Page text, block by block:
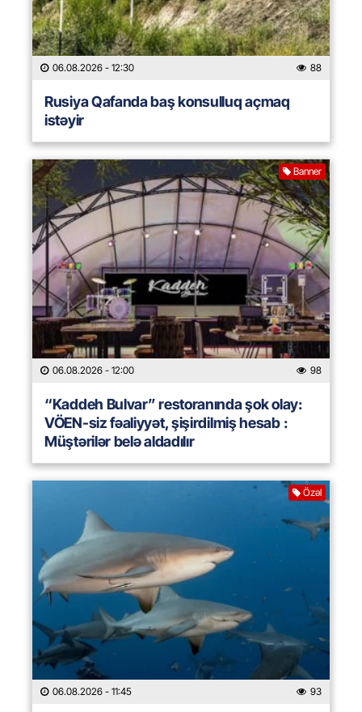
06.08.2026 - 12:30 88
Rusiya Qafanda baş konsulluq açmaq
istəyir
Banner
06.08.2026 - 12:00 98
“Kaddeh Bulvar” restoranında şok olay:
VÖEN-siz fəaliyyət, şişirdilmiş hesab :
Müştərilər belə aldadılır
Özəl
06.08.2026 - 11:45 93